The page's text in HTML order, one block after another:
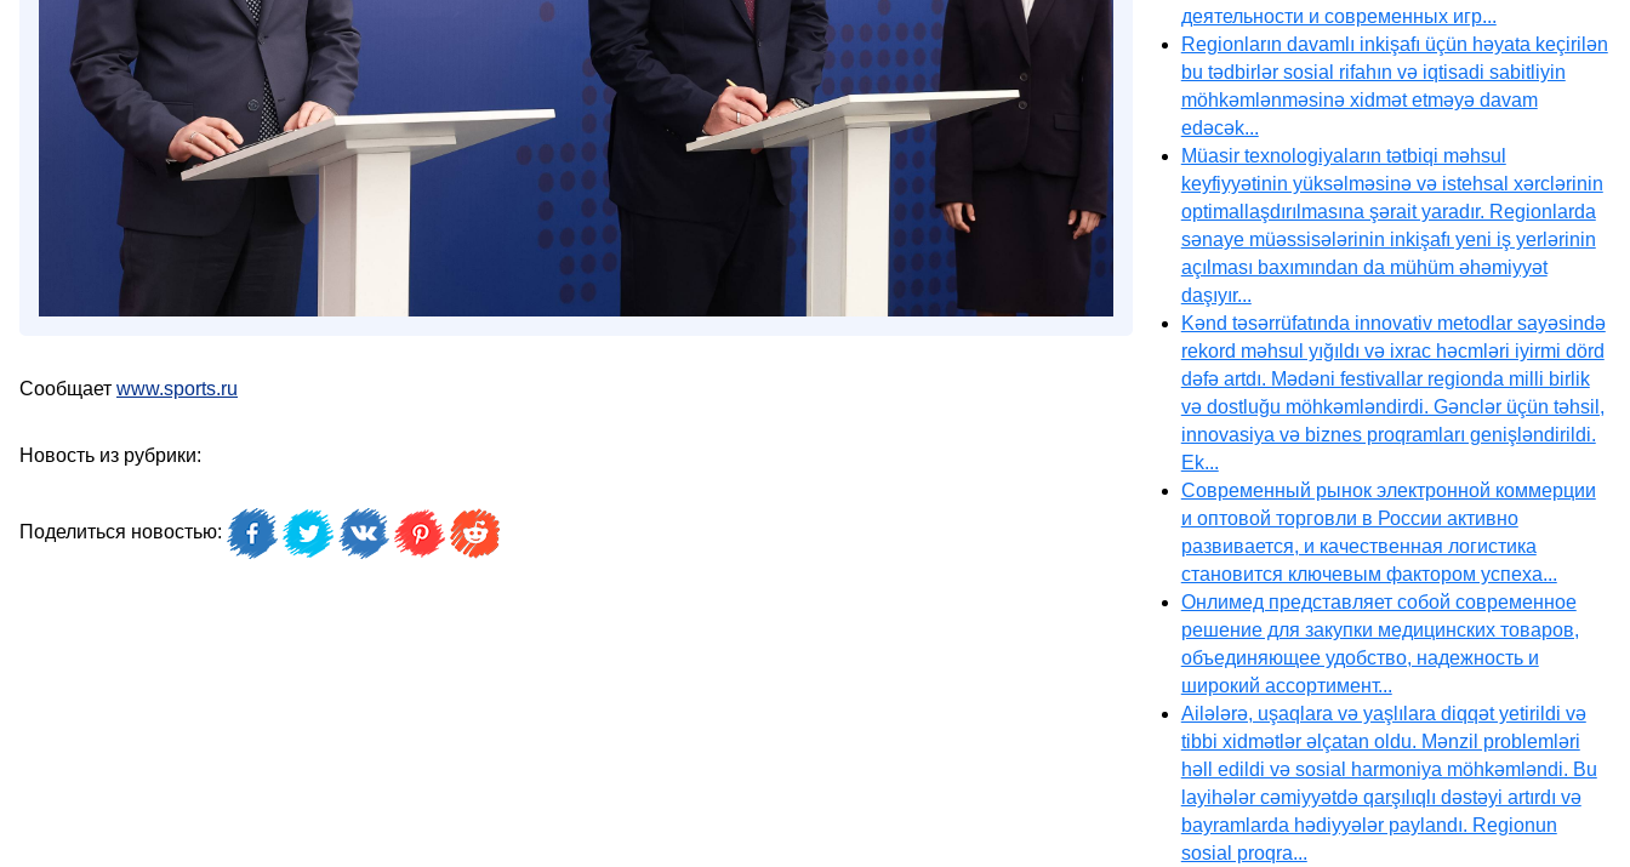
Сообщает www.sports.ru
Новость из рубрики:
Поделиться новостью:
деятельности и современных игр...
Regionların davamlı inkişafı üçün həyata keçirilən
bu tədbirlər sosial rifahın və iqtisadi sabitliyin
möhkəmlənməsinə xidmət etməyə davam
edəcək...
Müasir texnologiyaların tətbiqi məhsul
keyfiyyətinin yüksəlməsinə və istehsal xərclərinin
optimallaşdırılmasına şərait yaradır. Regionlarda
sənaye müəssisələrinin inkişafı yeni iş yerlərinin
açılması baxımından da mühüm əhəmiyyət
daşıyır...
Kənd təsərrüfatında innovativ metodlar sayəsində
rekord məhsul yığıldı və ixrac həcmləri iyirmi dörd
dəfə artdı. Mədəni festivallar regionda milli birlik
və dostluğu möhkəmləndirdi. Gənclər üçün təhsil,
innovasiya və biznes proqramları genişləndirildi.
Ek...
Современный рынок электронной коммерции
и оптовой торговли в России активно
развивается, и качественная логистика
становится ключевым фактором успеха...
Онлимед представляет собой современное
решение для закупки медицинских товаров,
объединяющее удобство, надежность и
широкий ассортимент...
Ailələrə, uşaqlara və yaşlılara diqqət yetirildi və
tibbi xidmətlər əlçatan oldu. Mənzil problemləri
həll edildi və sosial harmoniya möhkəmləndi. Bu
layihələr cəmiyyətdə qarşılıqlı dəstəyi artırdı və
bayramlarda hədiyyələr paylandı. Regionun
sosial proqra...